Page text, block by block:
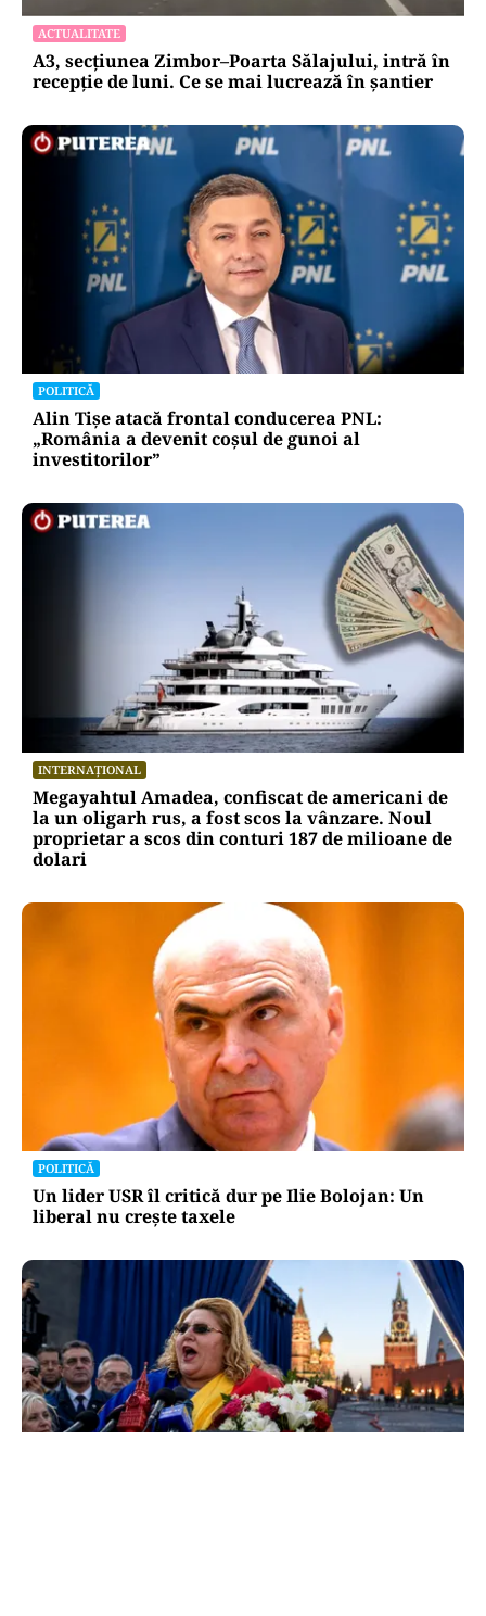
ACTUALITATE
A3, secțiunea Zimbor–Poarta Sălajului, intră în
recepție de luni. Ce se mai lucrează în șantier
POLITICĂ
Alin Tișe atacă frontal conducerea PNL:
„România a devenit coșul de gunoi al
investitorilor”
INTERNAȚIONAL
Megayahtul Amadea, confiscat de americani de
la un oligarh rus, a fost scos la vânzare. Noul
proprietar a scos din conturi 187 de milioane de
dolari
POLITICĂ
Un lider USR îl critică dur pe Ilie Bolojan: Un
liberal nu crește taxele